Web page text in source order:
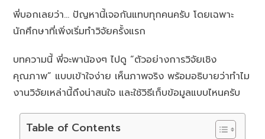
พี่บอกเลยว่า… ปัญหานี้เจอกันแทบทุกคนครับ โดยเฉพาะ
นักศึกษาที่เพิ่งเริ่มทำวิจัยครั้งแรก
บทความนี้ พี่จะพาน้องๆ ไปดู “ตัวอย่างการวิจัยเชิง
คุณภาพ” แบบเข้าใจง่าย เห็นภาพจริง พร้อมอธิบายว่าทำไม
งานวิจัยเหล่านี้ถึงน่าสนใจ และใช้วิธีเก็บข้อมูลแบบไหนครับ
Table of Contents